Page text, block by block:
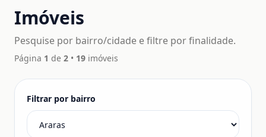
Imóveis
Pesquise por bairro/cidade e filtre por finalidade.
Página 1 de 2 • 19 imóveis
Filtrar por bairro